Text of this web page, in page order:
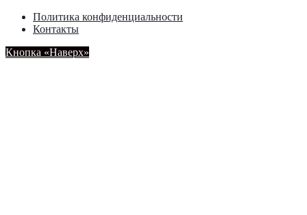
Политика конфиденциальности
Контакты
Кнопка «Наверх»